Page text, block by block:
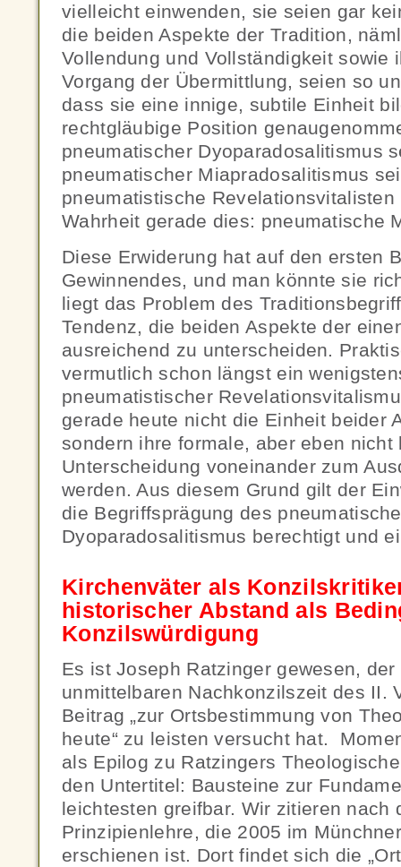
vielleicht einwenden, sie seien gar
die beiden Aspekte der Tradition,
Vollendung und Vollständigkeit sowie
Vorgang der Übermittlung, seien so
dass sie eine innige, subtile Einheit
rechtgläubige Position
pneumatischer Dyoparadosalitismus
pneumatischer Miapradosalitismus
pneumatistische
Wahrheit gerade dies: pneumatische
Diese Erwiderung hat auf den ersten
Gewinnendes, und man könnte sie
liegt das Problem des
Tendenz, die beiden Aspekte der
ausreichend zu unterscheiden.
vermutlich schon längst ein
pneumatistischer
gerade heute nicht die Einheit beider
sondern ihre formale, aber eben nicht
Unterscheidung voneinander zum
werden. Aus diesem Grund gilt der
die Begriffsprägung des
Dyoparadosalitismus berechtigt und
Kirchenväter als
historischer Abstand als
Konzilswürdigung
Es ist Joseph Ratzinger gewesen,
unmittelbaren Nachkonzilszeit des II.
Beitrag „zur Ortsbestimmung von
heute“ zu leisten versucht hat.
als Epilog zu Ratzingers
den Untertitel: Bausteine zur
leichtesten greifbar. Wir zitieren nach
Prinzipienlehre, die 2005 im
erschienen ist. Dort findet sich die